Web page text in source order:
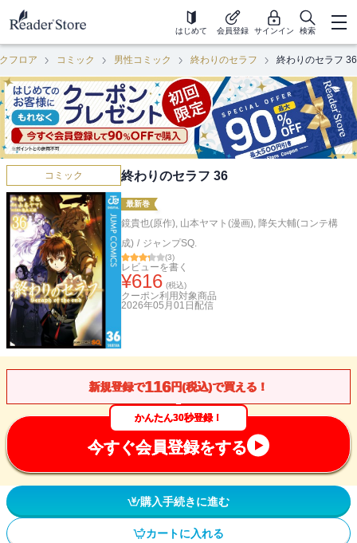
はじめて 会員登録 サインイン 検索
フロア コミック 男性コミック 終わりのセラフ 終わりのセラフ 36
コミック 終わりのセラフ 36
最新巻
鏡貴也(原作), 山本ヤマト(漫画), 降矢大輔(コンテ構
成) / ジャンプSQ.
(3)
レビューを書く
¥616 (税込)
クーポン利用対象商品
2026年05月01日 配信
新規登録で116円(税込)で買える！
かんたん30秒登録！
今すぐ会員登録をする
購入手続きに進む
カートに入れる